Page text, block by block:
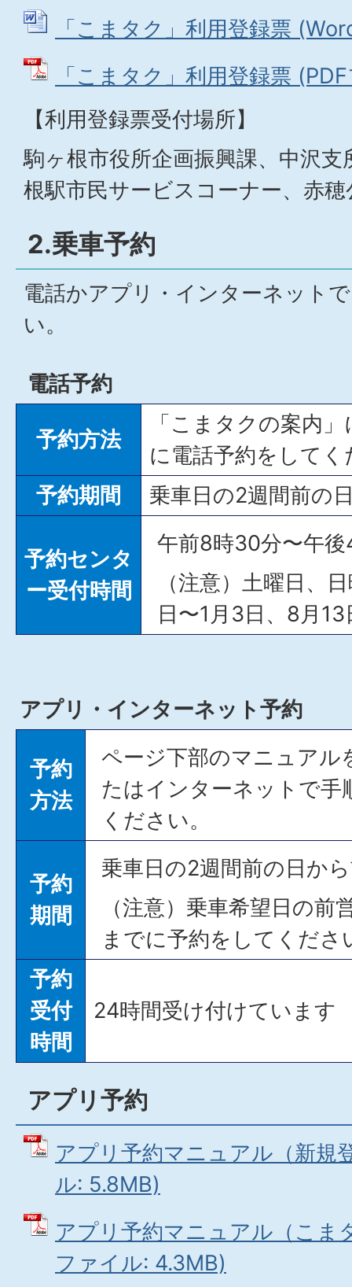
「こまタク」利用登録票
「こまタク」利用登録票
【利用登録票受付場所】
駒ヶ根市役所企画振興課、中沢
根駅市民サービスコーナー、赤穂
2.乗車予約
電話かアプリ・インターネット
い。
電話予約
予約方法
「こまタクの案内
に電話予約をしてく
予約期間
乗車日の2週間前の
予約センタ
ー受付時間
午前8時30分〜午
（注意）土曜日、
日〜1月3日、8月
アプリ・インターネット予約
予約
方法
ページ下部のマニュアル
たはインターネットで手
ください。
予約
期間
乗車日の2週間前の日か
（注意）乗車希望日の
までに予約をしてくださ
予約
受付
時間
24時間受け付けています
アプリ予約
アプリ予約マニュアル（新規
ル: 5.8MB)
アプリ予約マニュアル（こま
ファイル: 4.3MB)